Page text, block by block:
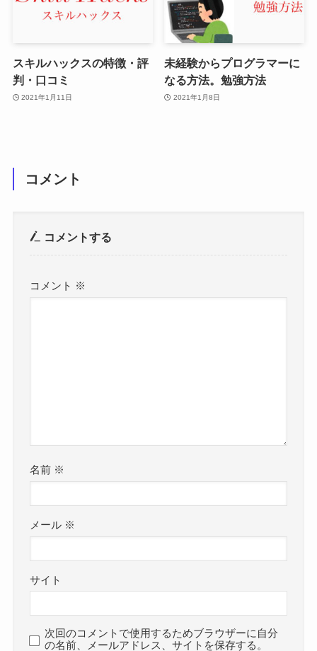
スキルハックスの特徴・評
判・口コミ
2021年1月11日
未経験からプログラマーに
なる方法。勉強方法
2021年1月8日
コメント
コメントする
コメント ※
名前 ※
メール ※
サイト
次回のコメントで使用するためブラウザーに自分
の名前、メールアドレス、サイトを保存する。